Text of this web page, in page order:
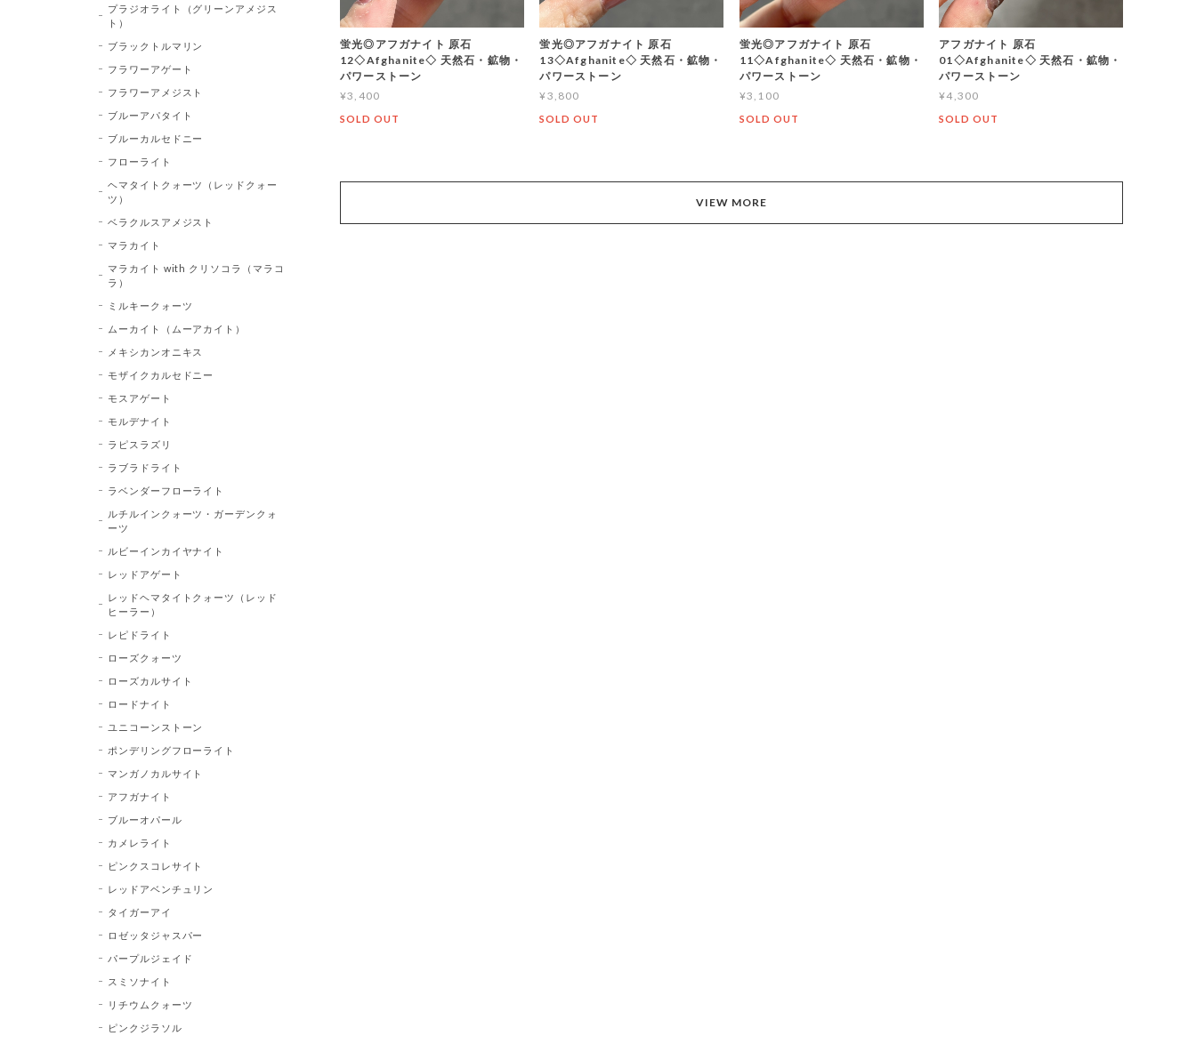
蛍光◎アフガナイト 原石
12◇Afghanite◇ 天然石・鉱物・
パワーストーン
¥3,400
SOLD OUT
蛍光◎アフガナイト 原石
13◇Afghanite◇ 天然石・鉱物・
パワーストーン
¥3,800
SOLD OUT
蛍光◎アフガナイト 原石
11◇Afghanite◇ 天然石・鉱物・
パワーストーン
¥3,100
SOLD OUT
アフガナイト 原石
01◇Afghanite◇ 天然石・鉱物・
パワーストーン
¥4,300
SOLD OUT
VIEW MORE
プラジオライト（グリーンアメジス
ト）
ブラックトルマリン
フラワーアゲート
フラワーアメジスト
ブルーアパタイト
ブルーカルセドニー
フローライト
ヘマタイトクォーツ（レッドクォー
ツ）
ベラクルスアメジスト
マラカイト
マラカイト with クリソコラ（マラコ
ラ）
ミルキークォーツ
ムーカイト（ムーアカイト）
メキシカンオニキス
モザイクカルセドニー
モスアゲート
モルデナイト
ラピスラズリ
ラブラドライト
ラベンダーフローライト
ルチルインクォーツ・ガーデンクォ
ーツ
ルビーインカイヤナイト
レッドアゲート
レッドヘマタイトクォーツ（レッド
ヒーラー）
レピドライト
ローズクォーツ
ローズカルサイト
ロードナイト
ユニコーンストーン
ポンデリングフローライト
マンガノカルサイト
アフガナイト
ブルーオパール
カメレライト
ピンクスコレサイト
レッドアベンチュリン
タイガーアイ
ロゼッタジャスパー
パープルジェイド
スミソナイト
リチウムクォーツ
ピンクジラソル